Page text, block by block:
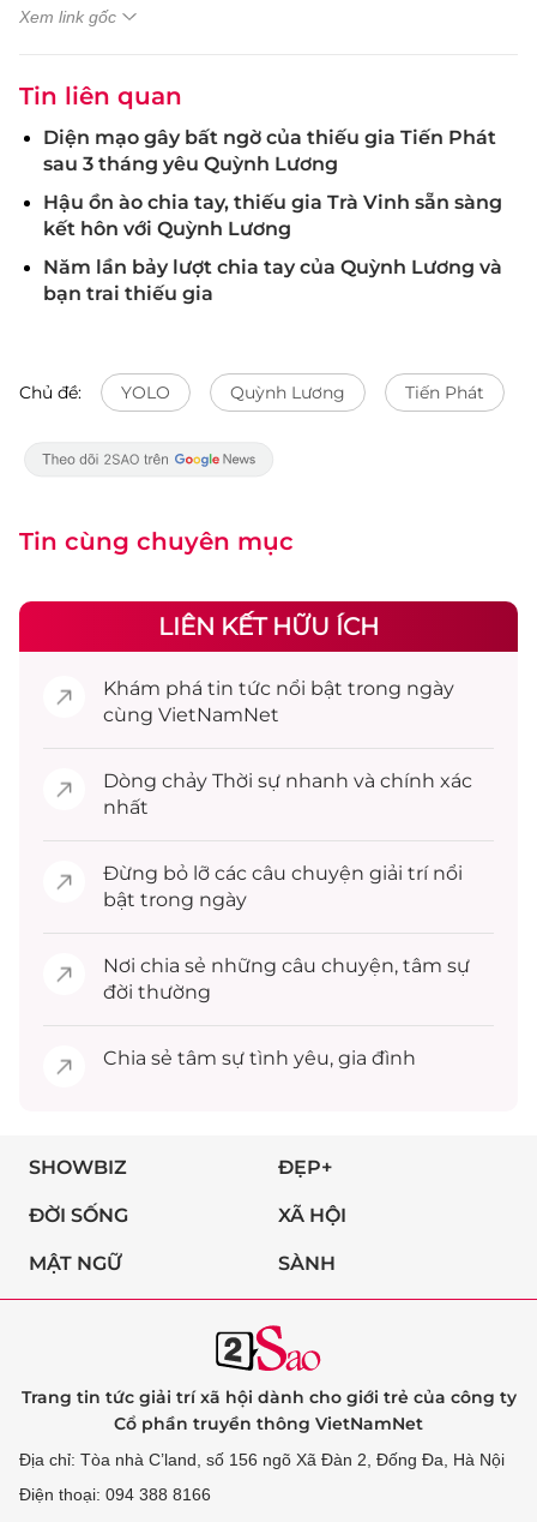
Xem link gốc
Tin liên quan
Diện mạo gây bất ngờ của thiếu gia Tiến Phát
sau 3 tháng yêu Quỳnh Lương
Hậu ồn ào chia tay, thiếu gia Trà Vinh sẵn sàng
kết hôn với Quỳnh Lương
Năm lần bảy lượt chia tay của Quỳnh Lương và
bạn trai thiếu gia
Chủ đề: YOLO Quỳnh Lương Tiến Phát
Tin cùng chuyên mục
LIÊN KẾT HỮU ÍCH
Khám phá tin tức nổi bật trong ngày
cùng VietNamNet
Dòng chảy Thời sự nhanh và chính xác
nhất
Đừng bỏ lỡ các câu chuyện giải trínổi
bật trong ngày
Nơi chia sẻ những câu chuyện, tâm sự
đời thường
Chia sẻ tâm sự tình yêu, gia đình
SHOWBIZ ĐẸP+
ĐỜI SỐNG XÃ HỘI
MẬT NGỮ SÀNH
Trang tin tức giải trí xã hội dành cho giới trẻ của công ty
Cổ phần truyền thông VietNamNet
Địa chỉ: Tòa nhà C’land, số 156 ngõ Xã Đàn 2, Đống Đa, Hà Nội
Điện thoại: 094 388 8166